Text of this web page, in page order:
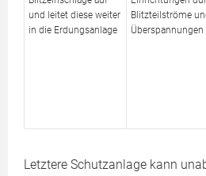
und leitet diese weiter
in die Erdungsanlage
Blitzteilströme
Überspannungen
Letztere Schutzanlage kann